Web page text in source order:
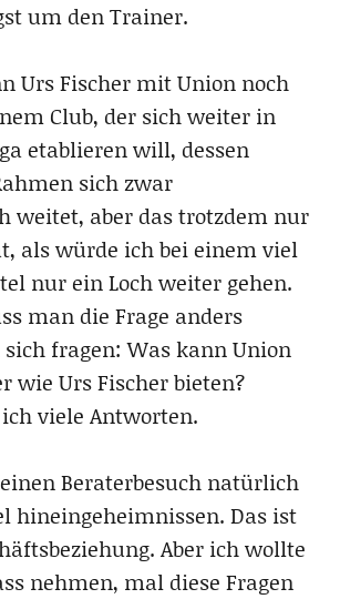
um den Trainer.
Urs Fischer mit Union noch
Club, der sich weiter in
etablieren will, dessen
sich zwar
weitet, aber das trotzdem nur
als würde ich bei einem viel
nur ein Loch weiter gehen.
man die Frage anders
fragen: Was kann Union
wie Urs Fischer bieten?
viele Antworten.
Beraterbesuch natürlich
hineingeheimnissen. Das ist
Aber ich wollte
nehmen, mal diese Fragen